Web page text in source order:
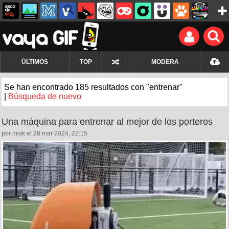
ÚLTIMOS TOP MODERA
Se han encontrado 185 resultados con "entrenar"
Búsqueda de nuevo
Una máquina para entrenar al mejor de los porteros
por misk el 28 mar 2024, 22:15